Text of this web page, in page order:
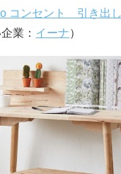
コンセント 引き出
業： イーナ）